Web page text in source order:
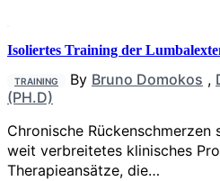
Isoliertes Training der
TRAINING By Bruno Domokos ,
(PH.D)
Chronische
weit verbreitetes klinisches
Therapieansätze, die…